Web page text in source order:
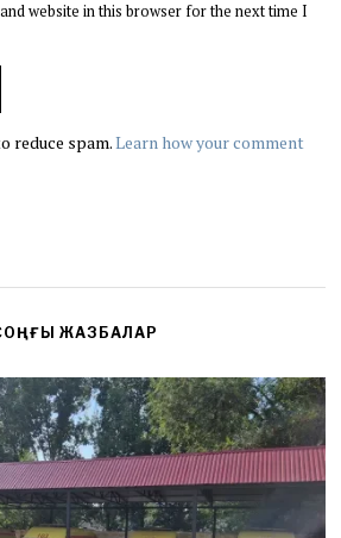
website in this browser for the next time I
reduce spam.Learn how your comment
ЖАЗБАЛАР